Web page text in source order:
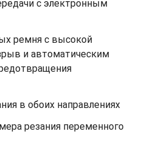
с электронным
ремня с высокой
и автоматическим
в обоих направлениях
резания переменного